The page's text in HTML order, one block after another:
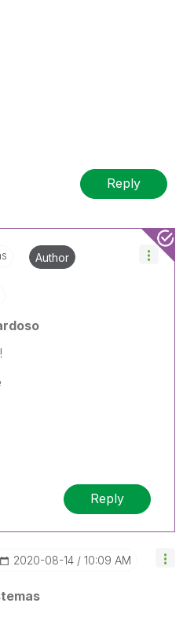
Reply
Author
Reply
‎2020-08-14 10:09 AM